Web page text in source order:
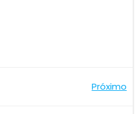
Próximo